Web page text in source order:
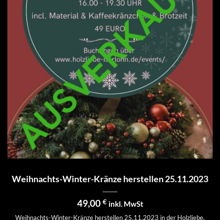
Weihnachts-Winter-Kränze herstellen 25.11.2023
49,00 € inkl. MwSt
Weihnachts-Winter-Kränze herstellen 25.11.2023 in der Holzliebe.